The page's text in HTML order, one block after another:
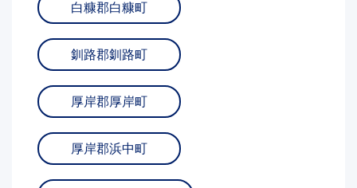
白糠郡白糠町
釧路郡釧路町
厚岸郡厚岸町
厚岸郡浜中町